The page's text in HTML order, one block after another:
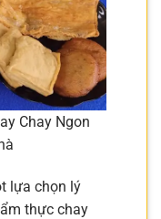
Chay Ngon
lựa chọn lý
thực chay